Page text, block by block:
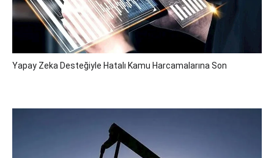
Yapay Zeka Desteğiyle Hatalı Kamu Harcamalarına Son